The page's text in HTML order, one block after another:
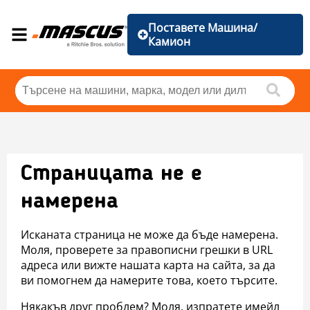
Поставете Машина/
Камион
Страницата не е
намерена
Исканата страница не може да бъде намерена.
Моля, проверете за правописни грешки в URL
адреса или вижте нашата карта на сайта, за да
ви помогнем да намерите това, което търсите.
Някакъв друг проблем? Моля, изпратете имейл